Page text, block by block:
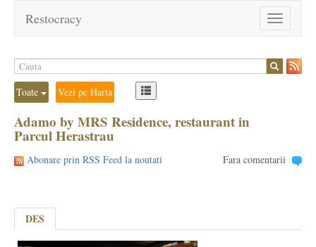
Toggle
navigation
Restocracy
Toate Vezi pe Harta
Adamo by MRS Residence, restaurant in
Parcul Herastrau
Abonare prin RSS Feed la noutati Fara comentarii
DES